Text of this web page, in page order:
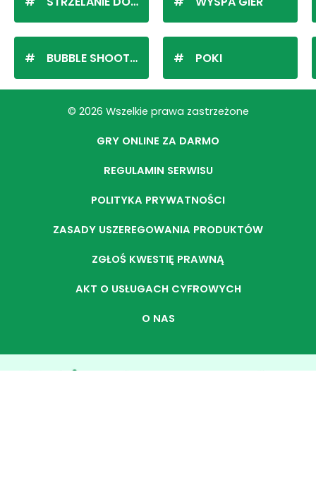
BUBBLE SHOOTER POKI
© 2026 Wszelkie prawa zastrzeżone
GRY ONLINE ZA DARMO
REGULAMIN SERWISU
POLITYKA PRYWATNOŚCI
ZASADY USZEREGOWANIA PRODUKTÓW
ZGŁOŚ KWESTIĘ PRAWNĄ
AKT O USŁUGACH CYFROWYCH
O NAS